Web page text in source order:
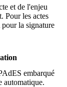
et de l'enjeu
Pour les actes
la signature
embarqué
automatique.